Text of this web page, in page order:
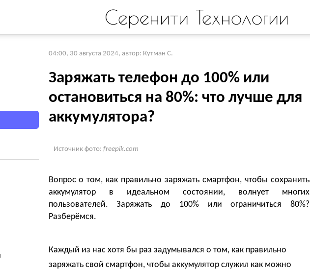
Серенити Технологии
04:00, 30 августа 2024, автор: Кутман С.
Заряжать телефон до 100% или
остановиться на 80%: что лучше для
аккумулятора?
Источник фото: freepik.com
Вопрос о том, как правильно заряжать смартфон, чтобы сохранить
аккумулятор в идеальном состоянии, волнует многих
пользователей. Заряжать до 100% или ограничиться 80%?
Разберёмся.
Каждый из нас хотя бы раз задумывался о том, как правильно
заряжать свой смартфон, чтобы аккумулятор служил как можно